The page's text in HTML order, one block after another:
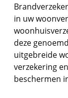
in uw
deze
uitgebreide
verzekering
beschermen